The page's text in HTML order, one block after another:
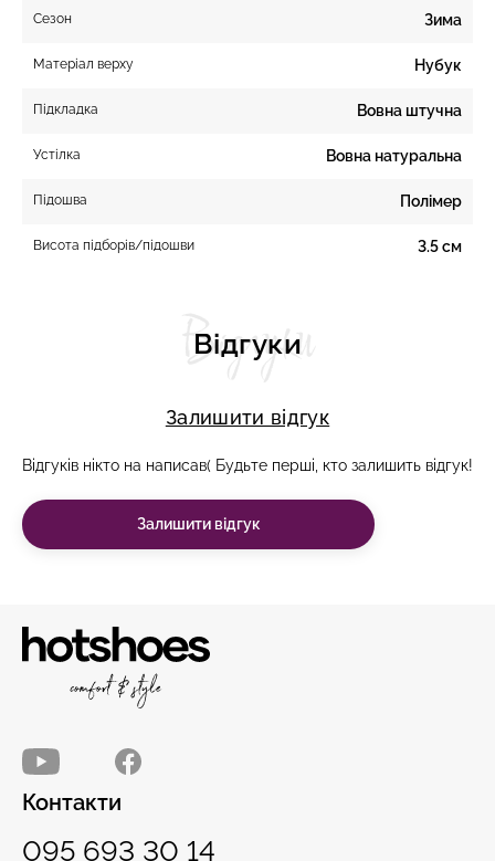
Сезон Зима
Матеріал верху Нубук
Підкладка Вовна штучна
Устілка Вовна натуральна
Підошва Полімер
Висота підборів/підошви 3.5 см
Відгуки
Відгуки
Залишити відгук
Відгуків нікто на написав( Будьте перші, кто залишить відгук!
Залишити відгук
Контакти
095 693 30 14